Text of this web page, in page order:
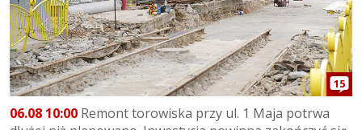
15
06.08 10:00 Remont torowiska przy ul. 1 Maja potrwa